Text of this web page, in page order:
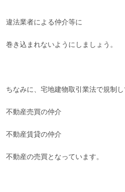
違法業者による仲介等に
巻き込まれないようにしましょう。
ちなみに、宅地建物取引業法で規制し
不動産売買の仲介
不動産賃貸の仲介
不動産の売買となっています。